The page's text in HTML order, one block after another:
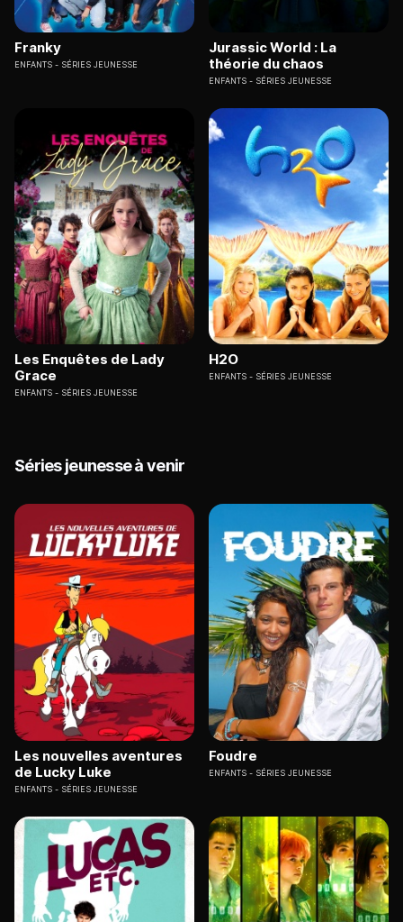
Franky
ENFANTS SÉRIES JEUNESSE
Jurassic World : La
théorie du chaos
ENFANTS SÉRIES JEUNESSE
Les Enquêtes de Lady
Grace
ENFANTS SÉRIES JEUNESSE
H2O
ENFANTS SÉRIES JEUNESSE
Séries jeunesse à venir
Les nouvelles aventures
de Lucky Luke
ENFANTS SÉRIES JEUNESSE
Foudre
ENFANTS SÉRIES JEUNESSE